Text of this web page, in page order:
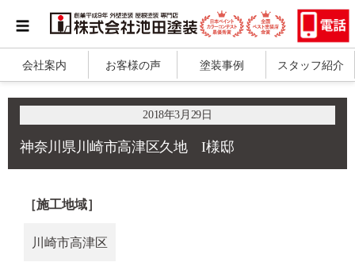
会社案内 お客様の声 塗装事例 スタッフ紹介
2018年3月29日
神奈川県川崎市高津区久地 I様邸
［施工地域］
川崎市高津区